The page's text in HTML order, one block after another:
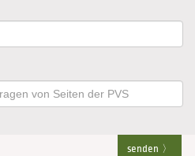
senden